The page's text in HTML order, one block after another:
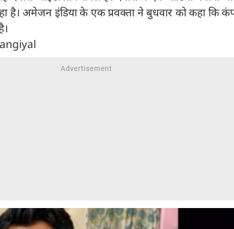
है। अमेजन इंडिया के एक प्रवक्ता ने बुधवार को कहा कि